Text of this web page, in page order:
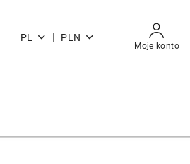
PL | PLN
Moje konto